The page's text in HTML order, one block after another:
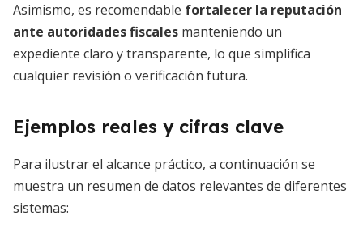
Asimismo, es recomendable fortalecer la reputación
ante autoridades fiscales manteniendo un
expediente claro y transparente, lo que simplifica
cualquier revisión o verificación futura.
Ejemplos reales y cifras clave
Para ilustrar el alcance práctico, a continuación se
muestra un resumen de datos relevantes de diferentes
sistemas: